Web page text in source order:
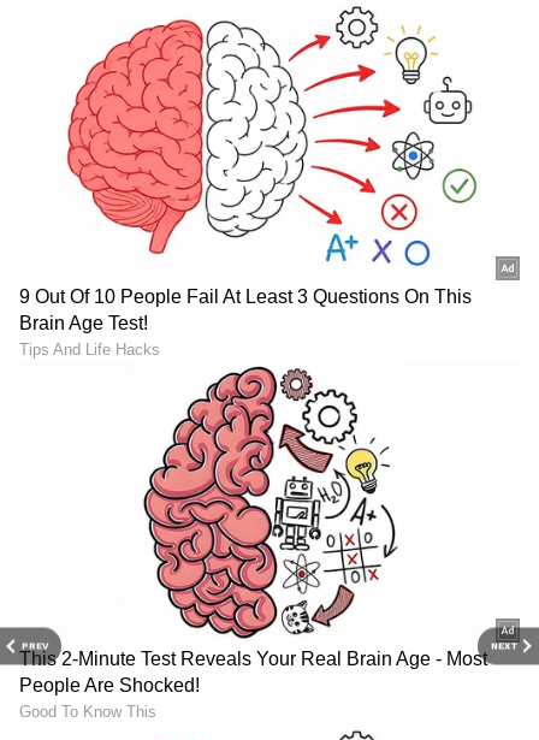
PREV NEXT
ಬಾಗಿಲು ಬಡಿದ ತಕ್ಷಣ ನಾನು ಅಲರ್ಟ್ ಆದೆ. ನಾಳೆ ಸಿಗುತ್ತೇನೆ
ಎಂದು ನಟನ ಕೈಯಿಂದ ತಪ್ಪಿಸಕೊಂಡೆ. ಬಳಿಕ ನೇರವಾಗಿ
ಪತಿಗೆ ಕರೆ ಮಾಡಿ ನಡೆಯುತ್ತಿರುವ ಕಿರುಕುಳ ಕುರಿತು
ವಿವರಿಸಿದೆ. ಪತಿ ಮುಂಬೈನಿಂದ ನೇರವಾಗಿ ಭೋಪಾಲ್‌ಗೆ
ಬಂದಿಳಿದರು. ಬಳಿಕ ಮೂರು ದಿನ ನನ್ನ ಜೊತೆ ಇದ್ದರು.
ಹೀಗಾಗಿ ನಟನ ವರ್ತನೆ ಸರಿಯಾಗಿತ್ತು ಎಂದು ಪ್ರಿಯಾ
6
6